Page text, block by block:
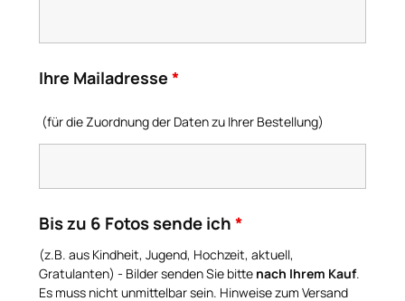
Ihre Mailadresse *
(für die Zuordnung der Daten zu Ihrer Bestellung)
Bis zu 6 Fotos sende ich*
(z.B. aus Kindheit, Jugend, Hochzeit, aktuell,
Gratulanten) - Bilder senden Sie bitte nach Ihrem Kauf.
Es muss nicht unmittelbar sein. Hinweise zum Versand